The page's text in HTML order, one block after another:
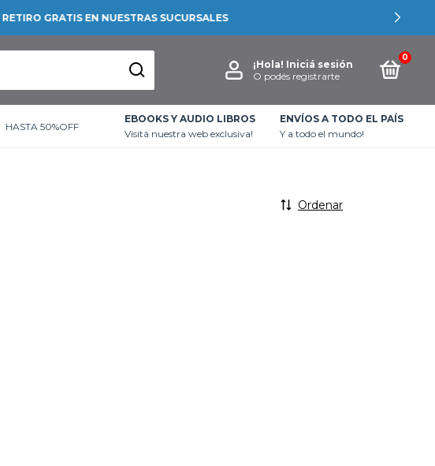
¡Hola! Iniciá sesión
O podés registrarte
0
HASTA 50%OFF
EBOOKS Y AUDIO LIBROS
Visitá nuestra web exclusiva!
ENVÍOS A TODO EL PAÍS
Y a todo el mundo!
Ordenar